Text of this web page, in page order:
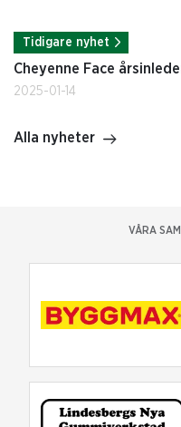
Tidigare nyhet
Cheyenne Face
2025-01-14
Alla nyheter
VÅRA